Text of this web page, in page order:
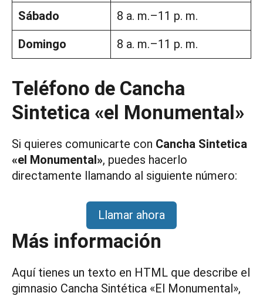
Sábado
8 a. m.–11 p. m.
Domingo
8 a. m.–11 p. m.
Teléfono de Cancha
Sintetica «el Monumental»
Si quieres comunicarte con Cancha Sintetica
«el Monumental», puedes hacerlo
directamente llamando al siguiente número:
Llamar ahora
Más información
Aquí tienes un texto en HTML que describe el
gimnasio Cancha Sintética «El Monumental»,